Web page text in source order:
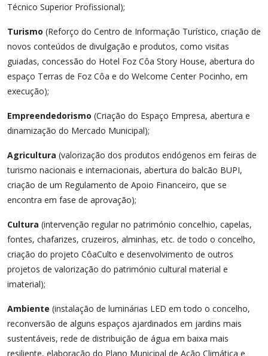
Técnico Superior Profissional);
Turismo (Reforço do Centro de Informação Turístico, criação de
novos conteúdos de divulgação e produtos, como visitas
guiadas, concessão do Hotel Foz Côa Story House, abertura do
espaço Terras de Foz Côa e do Welcome Center Pocinho, em
execução);
Empreendedorismo (Criação do Espaço Empresa, abertura e
dinamização do Mercado Municipal);
Agricultura (valorização dos produtos endógenos em feiras de
turismo nacionais e internacionais, abertura do balcão BUPI,
criação de um Regulamento de Apoio Financeiro, que se
encontra em fase de aprovação);
Cultura (intervenção regular no património concelhio, capelas,
fontes, chafarizes, cruzeiros, alminhas, etc. de todo o concelho,
criação do projeto CôaCulto e desenvolvimento de outros
projetos de valorização do património cultural material e
imaterial);
Ambiente (instalação de luminárias LED em todo o concelho,
reconversão de alguns espaços ajardinados em jardins mais
sustentáveis, rede de distribuição de água em baixa mais
resiliente, elaboração do Plano Municipal de Ação Climática e